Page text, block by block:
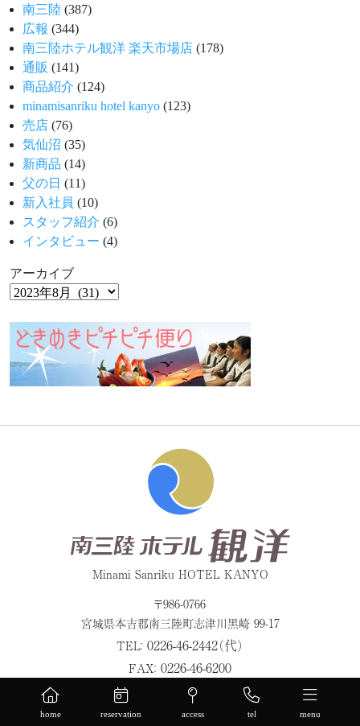
home reservation access tel menu
南三陸 (387)
広報 (344)
南三陸ホテル観洋 楽天市場店 (178)
通販 (141)
商品紹介 (124)
minamisanriku hotel kanyo (123)
売店 (76)
気仙沼 (35)
新商品 (14)
父の日 (11)
新入社員 (10)
スタッフ紹介 (6)
インタビュー (4)
アーカイブ
Minami Sanriku HOTEL KANYO
〒986-0766
宮城県本吉郡南三陸町志津川黒崎 99-17
TEL： 0226-46-2442（代）
FAX： 0226-46-6200
Facebook YouTube LINE